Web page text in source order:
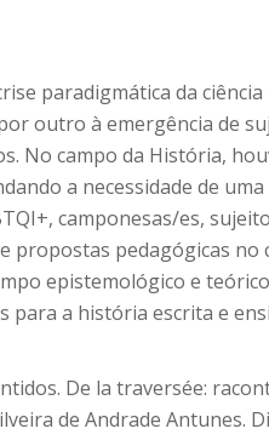
paradigmática da
outro à emergência de
No campo da História,
a necessidade de
camponesas/es,
pedagógicas
epistemológico e
a história escrita e
De la traversée:
de Andrade Antunes.